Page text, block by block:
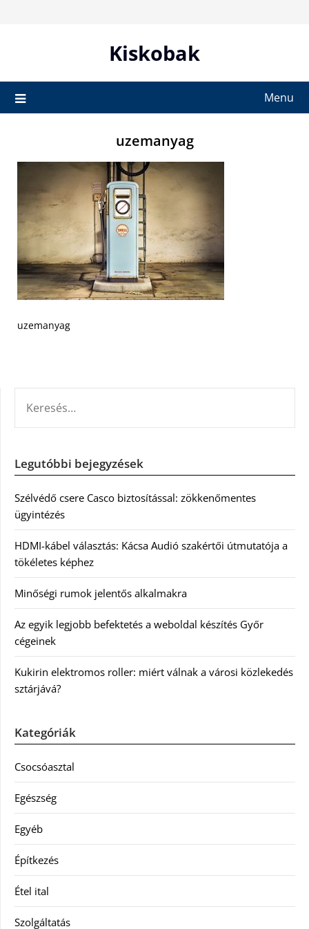
Kiskobak
Menu
uzemanyag
uzemanyag
Legutóbbi bejegyzések
Szélvédő csere Casco biztosítással: zökkenőmentes
ügyintézés
HDMI-kábel választás: Kácsa Audió szakértői útmutatója a
tökéletes képhez
Minőségi rumok jelentős alkalmakra
Az egyik legjobb befektetés a weboldal készítés Győr
cégeinek
Kukirin elektromos roller: miért válnak a városi közlekedés
sztárjává?
Kategóriák
Csocsóasztal
Egészség
Egyéb
Építkezés
Étel ital
Szolgáltatás